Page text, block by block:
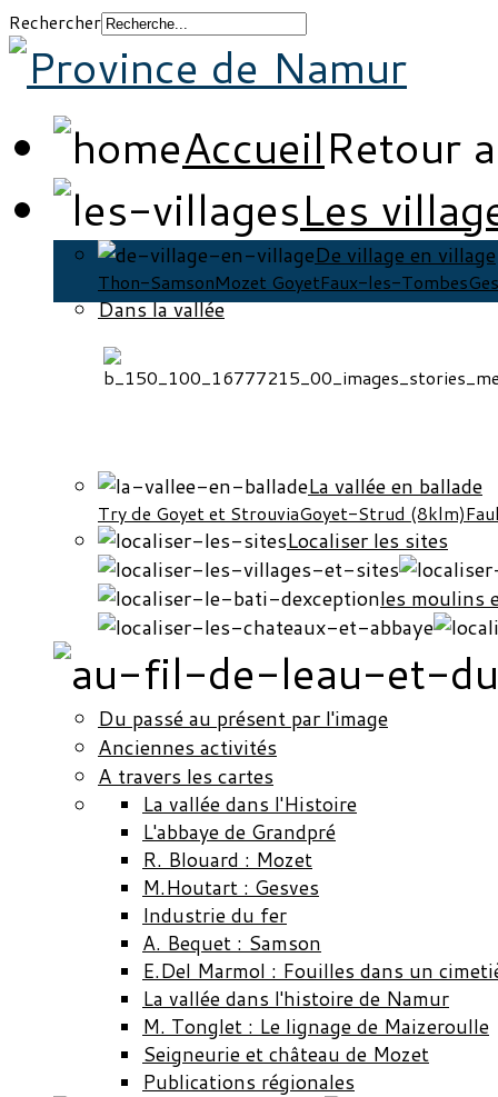
Rechercher
AccueilRetour
Les
De village en village
Thon-SamsonMozet GoyetFaux-les-Tombes
Dans la vallée
La vallée en ballade
Try de Goyet et StrouviaGoyet-Strud (8klm)
Localiser les sites
les moulins
Du passé au présent par l'image
Anciennes activités
A travers les cartes
La vallée dans l'Histoire
L'abbaye de Grandpré
R. Blouard : Mozet
M.Houtart : Gesves
Industrie du fer
A. Bequet : Samson
E.Del Marmol : Fouilles dans un
La vallée dans l'histoire de Namur
M. Tonglet : Le lignage de Maizeroulle
Seigneurie et château de Mozet
Publications régionales